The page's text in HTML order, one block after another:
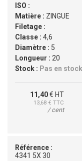
ISO :
Matière : ZINGUE
Filetage :
Classe : 4,6
Diamètre : 5
Longueur : 20
Stock : Pas en
11,40€ HT
13,68 € TTC
/ cent
Référence :
4341 5X 30